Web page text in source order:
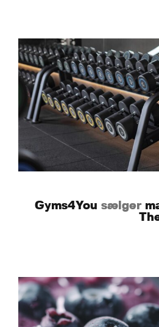
Gyms4You sælger